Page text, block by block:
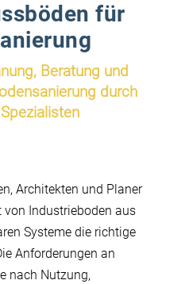
für
Beratung und
durch
Architekten und Planer
von Industrieboden aus
Systeme die richtige
Anforderungen an
nach Nutzung,